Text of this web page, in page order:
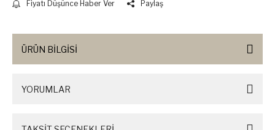
Fiyatı Düşünce Haber Ver Paylaş
ÜRÜN BİLGİSİ
YORUMLAR